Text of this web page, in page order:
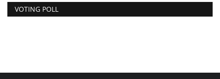
VOTING POLL